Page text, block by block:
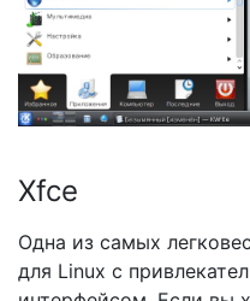
Xfce
Одна из самых
для Linux с